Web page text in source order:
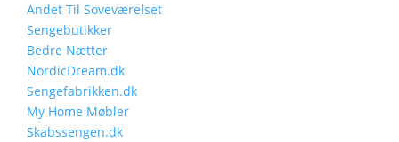
Andet Til Soveværelset
Sengebutikker
Bedre Nætter
NordicDream.dk
Sengefabrikken.dk
My Home Møbler
Skabssengen.dk